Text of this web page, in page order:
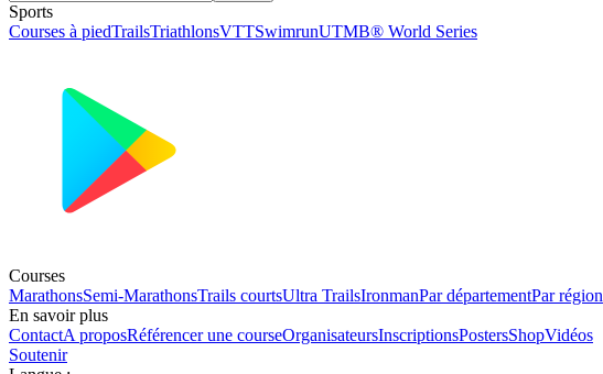
Sports
Courses à piedTrailsTriathlonsVTTSwimrunUTMB® World Series
Courses
MarathonsSemi-MarathonsTrails courtsUltra TrailsIronmanPar départementPar région
En savoir plus
ContactA proposRéférencer une courseOrganisateursInscriptionsPostersShopVidéos
Soutenir